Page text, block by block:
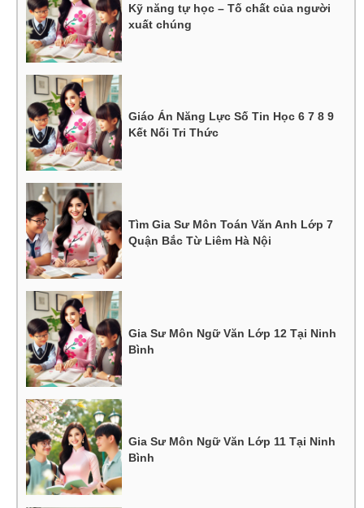
Kỹ năng tự học – Tố chất của người
xuất chúng
Giáo Án Năng Lực Số Tin Học 6 7 8 9
Kết Nối Tri Thức
Tìm Gia Sư Môn Toán Văn Anh Lớp 7
Quận Bắc Từ Liêm Hà Nội
Gia Sư Môn Ngữ Văn Lớp 12 Tại Ninh
Bình
Gia Sư Môn Ngữ Văn Lớp 11 Tại Ninh
Bình